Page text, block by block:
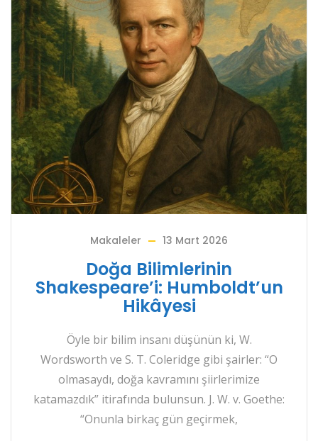
Makaleler 13 Mart 2026
Doğa Bilimlerinin
Shakespeare’i: Humboldt’un
Hikâyesi
Öyle bir bilim insanı düşünün ki, W.
Wordsworth ve S. T. Coleridge gibi şairler: “O
olmasaydı, doğa kavramını şiirlerimize
katamazdık” itirafında bulunsun. J. W. v. Goethe:
“Onunla birkaç gün geçirmek,